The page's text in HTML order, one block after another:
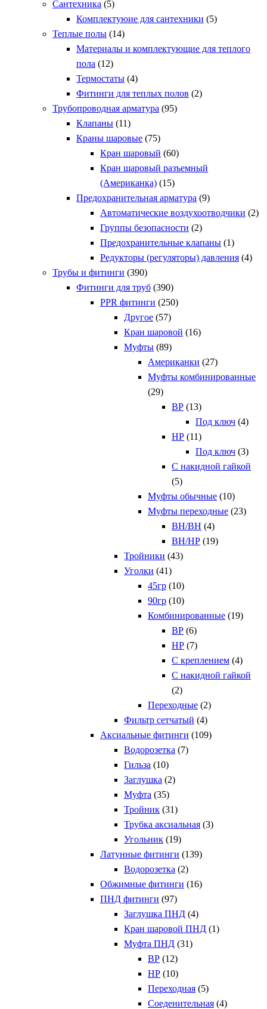
Сантехника (5)
Комплектуюие для сантехники (5)
Теплые полы (14)
Материалы и комплектующие для теплого
пола (12)
Термостаты (4)
Фитинги для теплых полов (2)
Трубопроводная арматура (95)
Клапаны (11)
Краны шаровые (75)
Кран шаровый (60)
Кран шаровый разъемный
(Американка) (15)
Предохранительная арматура (9)
Автоматические воздухоотводчики (2)
Группы безопасности (2)
Предохранительные клапаны (1)
Редукторы (регуляторы) давления (4)
Трубы и фитинги (390)
Фитинги для труб (390)
PPR фитинги (250)
Другое (57)
Кран шаровой (16)
Муфты (89)
Американки (27)
Муфты комбинированные
(29)
ВР (13)
Под ключ (4)
НР (11)
Под ключ (3)
С накидной гайкой
(5)
Муфты обычные (10)
Муфты переходные (23)
ВН/ВН (4)
ВН/НР (19)
Тройники (43)
Уголки (41)
45гр (10)
90гр (10)
Комбинированные (19)
ВР (6)
НР (7)
С креплением (4)
С накидной гайкой
(2)
Переходные (2)
Фильтр сетчатый (4)
Аксиальные фитинги (109)
Водорозетка (7)
Гильза (10)
Заглушка (2)
Муфта (35)
Тройник (31)
Трубка аксиальная (3)
Угольник (19)
Латунные фитинги (139)
Водорозетка (2)
Обжимные фитинги (16)
ПНД фитинги (97)
Заглушка ПНД (4)
Кран шаровой ПНД (1)
Муфта ПНД (31)
ВР (12)
НР (10)
Переходная (5)
Соеденительная (4)